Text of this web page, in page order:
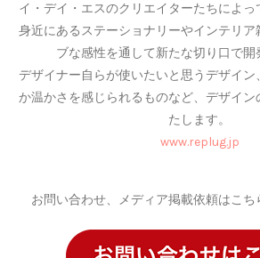
イ・デイ・エスのクリエイターたちによっ
身近にあるステーショナリーやインテリア
ブな感性を通して新たな切り口で開
デザイナー自らが使いたいと思うデザイン
か温かさを感じられるものなど、デザイ
たします。
www.replug.jp
お問い合わせ、メディア掲載依頼はこち